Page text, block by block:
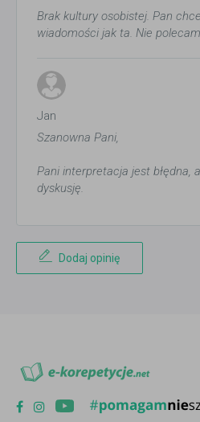
Brak kultury osobistej. Pan
wiadomości jak ta. Nie
Jan
Szanowna Pani,
Pani interpretacja jest błędna,
dyskusję.
Dodaj opinię